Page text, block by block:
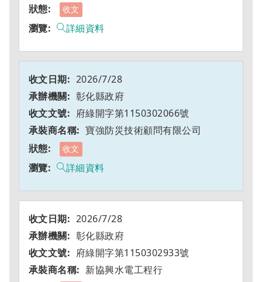
收文
詳細資料
2026/7/28
彰化縣政府
府綠開字第1150302066號
寶強防災技術顧問有限公司
收文
詳細資料
2026/7/28
彰化縣政府
府綠開字第1150302933號
新協興水電工程行